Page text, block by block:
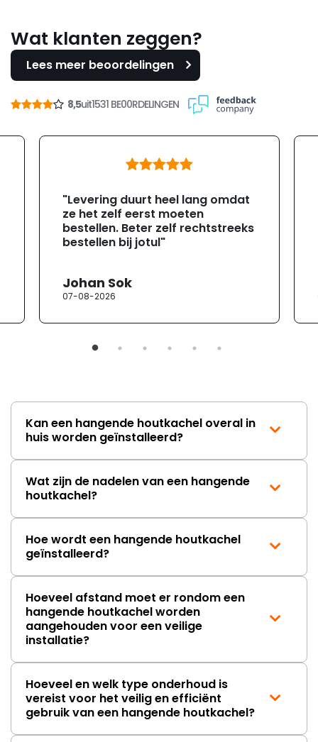
Wat klanten zeggen?
Lees meer beoordelingen
8,5uit1531 BE00RDELINGEN
"Levering duurt heel lang omdat
ze het zelf eerst moeten
bestellen. Beter zelf rechtstreeks
bestellen bij jotul"
Johan Sok
07-08-2026
Kan een hangende houtkachel overal in
huis worden geïnstalleerd?
Wat zijn de nadelen van een hangende
houtkachel?
Hoe wordt een hangende houtkachel
geïnstalleerd?
Hoeveel afstand moet er rondom een
hangende houtkachel worden
aangehouden voor een veilige
installatie?
Hoeveel en welk type onderhoud is
vereist voor het veilig en efficiënt
gebruik van een hangende houtkachel?